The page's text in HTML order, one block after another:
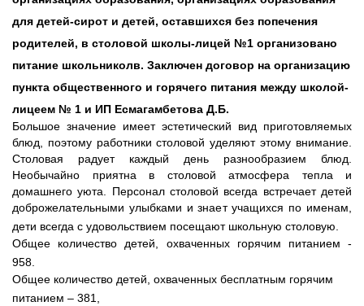
для детей-сирот и детей, оставшихся без попечения
родителей, в столовой школы-лицей №1 организовано
питание школьниколв. Заключен договор на организацию
пункта общественного и горячего питания между школой-
лицеем № 1 и ИП Есмагамбетова Д.Б.
Большое значение имеет эстетический вид приготовляемых
блюд, поэтому работники столовой уделяют этому внимание.
Столовая радует каждый день разнообразием блюд.
Необычайно приятна в столовой атмосфера тепла и
домашнего уюта. Персонал столовой всегда встречает детей
доброжелательными улыбками и знает учащихся по именам,
дети всегда с удовольствием посещают школьную столовую.
Общее количество детей, охваченных горячим питанием -
958.
Общее количество детей, охваченных бесплатным горячим
питанием – 381,